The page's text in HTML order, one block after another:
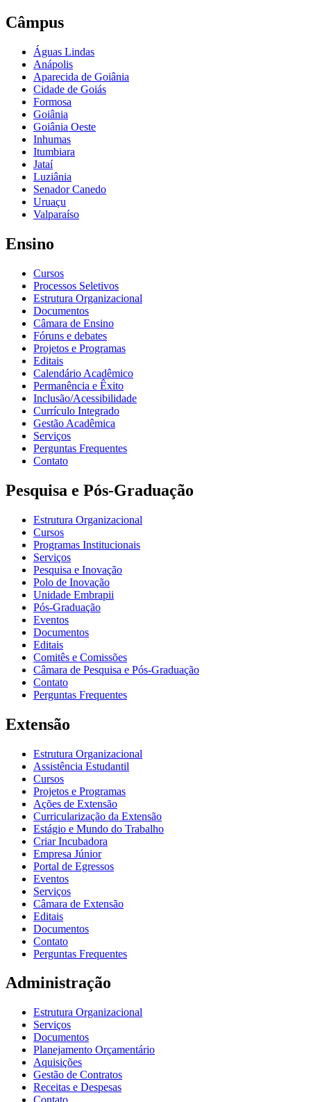
Câmpus
Águas Lindas
Anápolis
Aparecida de Goiânia
Cidade de Goiás
Formosa
Goiânia
Goiânia Oeste
Inhumas
Itumbiara
Jataí
Luziânia
Senador Canedo
Uruaçu
Valparaíso
Ensino
Cursos
Processos Seletivos
Estrutura Organizacional
Documentos
Câmara de Ensino
Fóruns e debates
Projetos e Programas
Editais
Calendário Acadêmico
Permanência e Êxito
Inclusão/Acessibilidade
Currículo Integrado
Gestão Acadêmica
Serviços
Perguntas Frequentes
Contato
Pesquisa e Pós-Graduação
Estrutura Organizacional
Cursos
Programas Institucionais
Serviços
Pesquisa e Inovação
Polo de Inovação
Unidade Embrapii
Pós-Graduação
Eventos
Documentos
Editais
Comitês e Comissões
Câmara de Pesquisa e Pós-Graduação
Contato
Perguntas Frequentes
Extensão
Estrutura Organizacional
Assistência Estudantil
Cursos
Projetos e Programas
Ações de Extensão
Curricularização da Extensão
Estágio e Mundo do Trabalho
Criar Incubadora
Empresa Júnior
Portal de Egressos
Eventos
Serviços
Câmara de Extensão
Editais
Documentos
Contato
Perguntas Frequentes
Administração
Estrutura Organizacional
Serviços
Documentos
Planejamento Orçamentário
Aquisições
Gestão de Contratos
Receitas e Despesas